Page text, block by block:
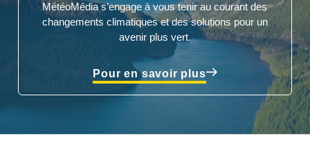
MétéoMédia s’engage à vous tenir au courant des
changements climatiques et des solutions pour un
avenir plus vert.
Pour en savoir plus